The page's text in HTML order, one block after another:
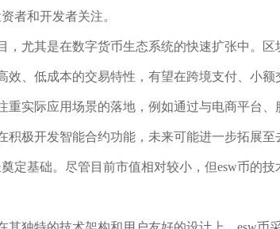
者和开发者关注。
，尤其是在数字货币生态系统的快速扩张中。
效、低成本的交易特性，有望在跨境支付、小
重实际应用场景的落地，例如通过与电商平台
积极开发智能合约功能，未来可能进一步拓展
定基础。尽管目前市值相对较小，但esw币的